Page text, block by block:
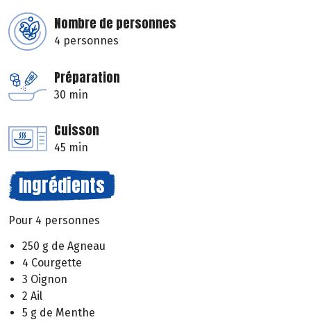
Nombre de personnes
4 personnes
Préparation
30 min
Cuisson
45 min
Ingrédients
Pour 4 personnes
250 g de Agneau
4 Courgette
3 Oignon
2 Ail
5 g de Menthe